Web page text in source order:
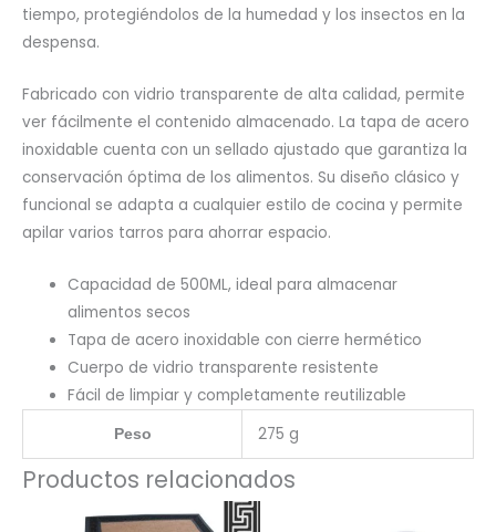
tiempo, protegiéndolos de la humedad y los insectos en la
despensa.
Fabricado con vidrio transparente de alta calidad, permite
ver fácilmente el contenido almacenado. La tapa de acero
inoxidable cuenta con un sellado ajustado que garantiza la
conservación óptima de los alimentos. Su diseño clásico y
funcional se adapta a cualquier estilo de cocina y permite
apilar varios tarros para ahorrar espacio.
Capacidad de 500ML, ideal para almacenar
alimentos secos
Tapa de acero inoxidable con cierre hermético
Cuerpo de vidrio transparente resistente
Fácil de limpiar y completamente reutilizable
Peso 275 g
Productos relacionados